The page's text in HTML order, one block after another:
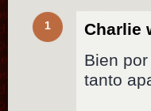
1 Charlie
Bien
tanto